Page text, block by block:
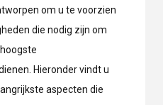
om u te voorzien
die nodig zijn om
Hieronder vindt u
aspecten die